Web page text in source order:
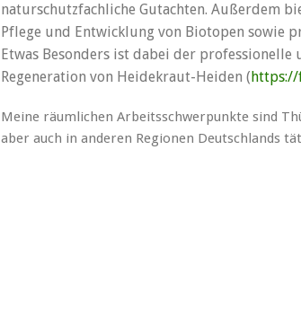
naturschutzfachliche Gutachten. Außerdem
Pflege und Entwicklung von Biotopen sowie
Etwas Besonders ist dabei der
Regeneration von Heidekraut-Heiden (https://
Meine räumlichen Arbeitsschwerpunkte sind
aber auch in anderen Regionen Deutschlands